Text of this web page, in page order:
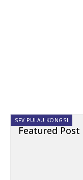
Featured Post
SFV PULAU KONGSI